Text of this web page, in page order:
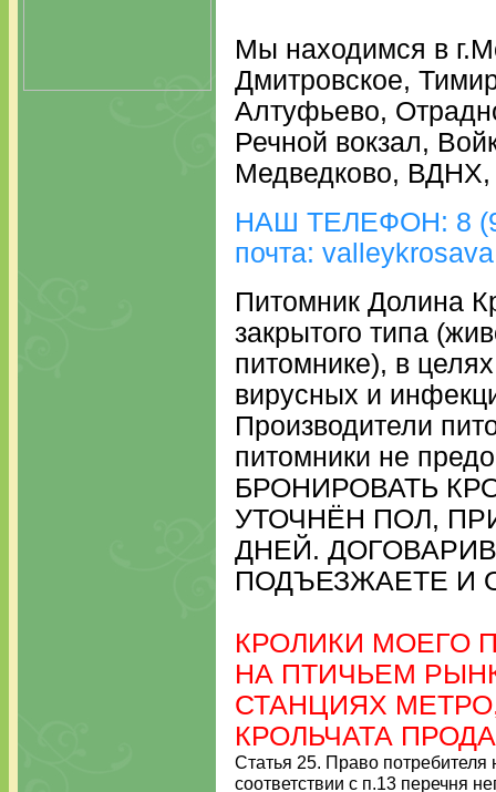
Мы находимся в
Дмитровское,
Алтуфьево,
Речной вокзал,
Медведково,
НАШ ТЕЛЕФОН: 8
почта:
Питомник Долина
закрытого типа
питомнике), в
вирусных и
Производители
питомники не
БРОНИРОВАТЬ
УТОЧНЁН ПОЛ,
ДНЕЙ.
ПОДЪЕЗЖАЕТЕ И
КРОЛИКИ МОЕГО
НА ПТИЧЬЕМ
СТАНЦИЯХ
КРОЛЬЧАТА
Статья 25. Право
соответствии с п.13 перечня